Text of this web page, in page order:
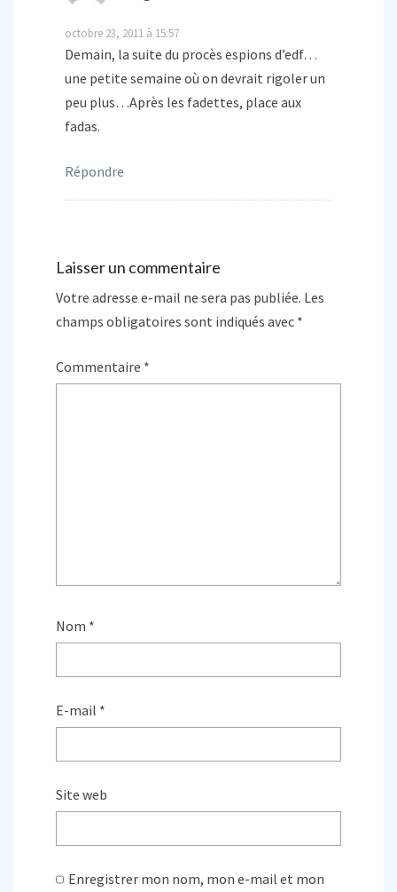
octobre 23, 2011 à 15:57
Demain, la suite du procès espions d’edf…
une petite semaine où on devrait rigoler un
peu plus…Après les fadettes, place aux
fadas.
Répondre
Laisser un commentaire
Votre adresse e-mail ne sera pas publiée. Les
champs obligatoires sont indiqués avec *
Commentaire *
Nom *
E-mail *
Site web
Enregistrer mon nom, mon e-mail et mon